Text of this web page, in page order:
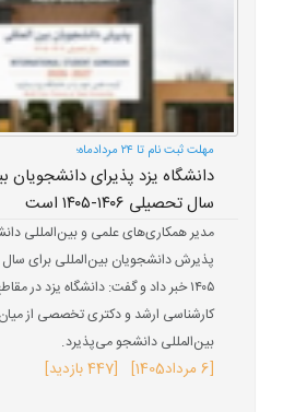
مهلت ثبت نام تا ۲۴ مردادماه؛
دانشگاه یزد پذیرای دانشجویان
سال تحصیلی ۱۴۰۶-۱۴۰۵ است
مدیر همکاری‌های علمی و بین‌المللی
۱۴۰۵ خبر داد و گفت: دانشگاه یزد در
کارشناسی ارشد و دکتری تخصصی از
بین‌المللی دانشجو می‌پذیرد.
[6 مرداد 1405] [447 بازدید]